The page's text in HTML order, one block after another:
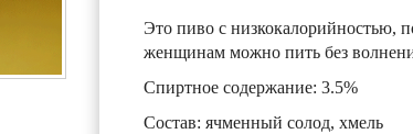
Это пиво с низкокалорийностью,
женщинам можно пить без
Спиртное содержание: 3.5%
Состав: ячменный солод, хмель